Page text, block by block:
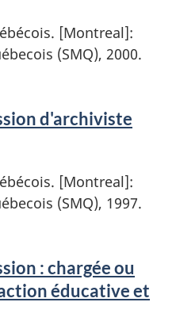
[Montreal]:
(SMQ), 2000.
d'archiviste
[Montreal]:
(SMQ), 1997.
: chargée ou
éducative et